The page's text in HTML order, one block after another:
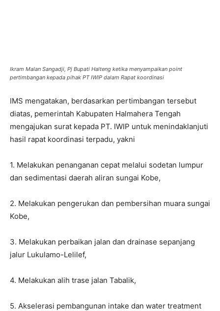
Ikram Malan Sangadji, Pj Bupati Halteng ketika menyampaikan point
pertimbangan kepada pihak PT IWIP dalam Rapat koordinasi
IMS mengatakan, berdasarkan pertimbangan tersebut
diatas, pemerintah Kabupaten Halmahera Tengah
mengajukan surat kepada PT. IWIP untuk menindaklanjuti
hasil rapat koordinasi terpadu, yakni
1. Melakukan penanganan cepat melalui sodetan lumpur
dan sedimentasi daerah aliran sungai Kobe,
2. Melakukan pengerukan dan pembersihan muara sungai
Kobe,
3. Melakukan perbaikan jalan dan drainase sepanjang
jalur Lukulamo-Lelilef,
4. Melakukan alih trase jalan Tabalik,
5. Akselerasi pembangunan intake dan water treatment